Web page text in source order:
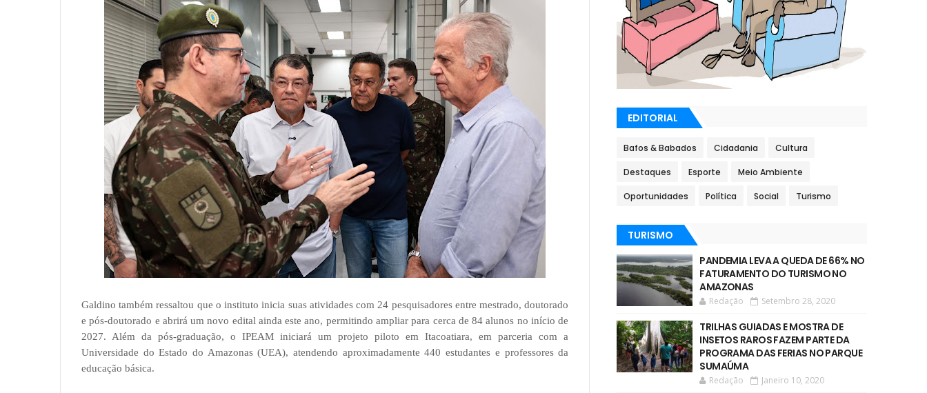
Galdino também ressaltou que o instituto inicia suas atividades com 24 pesquisadores entre mestrado, doutorado
e pós-doutorado e abrirá um novo edital ainda este ano, permitindo ampliar para cerca de 84 alunos no início de
2027. Além da pós-graduação, o IPEAM iniciará um projeto piloto em Itacoatiara, em parceria com a
Universidade do Estado do Amazonas (UEA), atendendo aproximadamente 440 estudantes e professores da
educação básica.
EDITORIAL
Bafos & Babados Cidadania Cultura
Destaques Esporte Meio Ambiente
Oportunidades Política Social Turismo
TURISMO
PANDEMIA LEVA A QUEDA DE 66% NO
FATURAMENTO DO TURISMO NO
AMAZONAS
Redação Setembro 28, 2020
TRILHAS GUIADAS E MOSTRA DE
INSETOS RAROS FAZEM PARTE DA
PROGRAMA DAS FERIAS NO PARQUE
SUMAÚMA
Redação Janeiro 10, 2020